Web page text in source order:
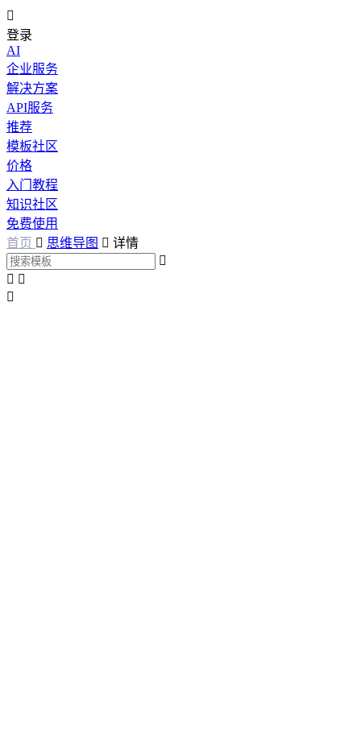

登录
AI
企业服务
解决方案
API服务
推荐
模板社区
价格
入门教程
知识社区
免费使用
首页  思维导图  详情

 
